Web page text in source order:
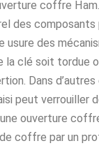
coffre Ham.
des composants
usure des
la clé soit tordue
Dans
peut verrouiller
une ouverture
coffre par un